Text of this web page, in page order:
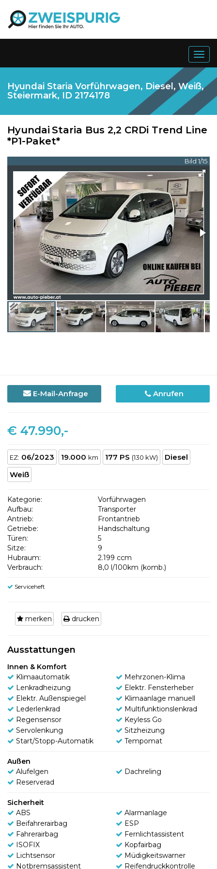
Hyundai Staria Vorführwagen, Diesel, Weiß,
Steiermark, ID 2174178
Hyundai Staria Bus 2,2 CRDi Trend Line
*P1-Paket*
Bild 1/15
E-Mail-Anfrage Anrufen
€ 47.990,-
EZ: 06/2023 19.000 km 177 PS (130 kW)
Diesel
Weiß
Kategorie:
Vorführwagen
Aufbau:
Transporter
Antrieb:
Frontantrieb
Getriebe:
Handschaltung
Türen:
5
Sitze:
9
Hubraum:
2.199 ccm
Verbrauch:
8,0 l/100km (komb.)
Serviceheft
merken drucken
Ausstattungen
Innen & Komfort
Klimaautomatik
Mehrzonen-Klima
Lenkradheizung
Elektr. Fensterheber
Elektr. Außenspiegel
Klimaanlage manuell
Lederlenkrad
Multifunktionslenkrad
Regensensor
Keyless Go
Servolenkung
Sitzheizung
Start/Stopp-Automatik
Tempomat
Außen
Alufelgen
Dachreling
Reserverad
Sicherheit
ABS
Alarmanlage
Beifahrerairbag
ESP
Fahrerairbag
Fernlichtassistent
ISOFIX
Kopfairbag
Lichtsensor
Müdigkeitswarner
Notbremsassistent
Reifendruckkontrolle